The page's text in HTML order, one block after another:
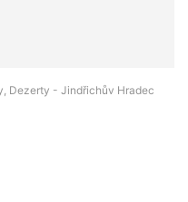
Dezerty - Jindřichův Hradec